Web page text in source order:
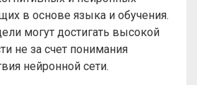
в основе языка и обучения.
могут достигать высокой
не за счет понимания
нейронной сети.